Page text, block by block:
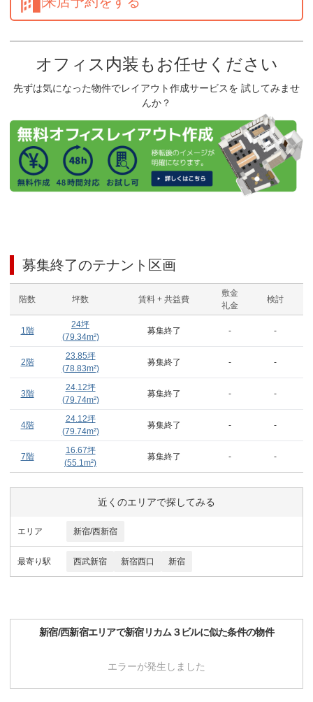
オフィス内装もお任せください
先ずは気になった物件でレイアウト作成サービスを 試してみませ
んか？
募集終了のテナント区画
階数 坪数 賃料 + 共益費
敷金
礼金
検討
1階
24坪
(79.34m²)
募集終了 - -
2階
23.85坪
(78.83m²)
募集終了 - -
3階
24.12坪
(79.74m²)
募集終了 - -
4階
24.12坪
(79.74m²)
募集終了 - -
7階
16.67坪
(55.1m²)
募集終了 - -
近くのエリアで探してみる
エリア 新宿/西新宿
最寄り駅 西武新宿 新宿西口 新宿
新宿/西新宿エリアで新宿リカム３ビルに似た条件の物件
エラーが発生しました